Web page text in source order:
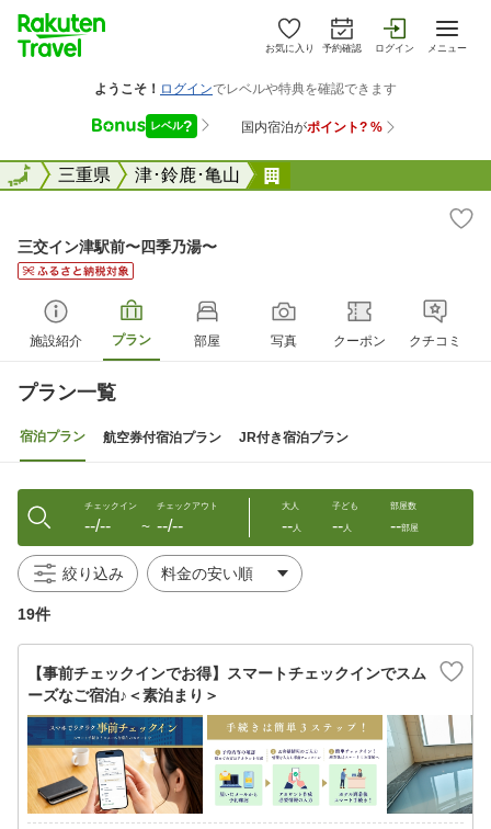
お気に入り 予約確認 ログイン メニュー
全国三重県 津･鈴鹿･亀山
全国
三交イン津駅前〜四季乃湯〜
施設紹介 プラン 部屋 写真 クーポン クチコミ
プラン一覧
宿泊プラン 航空券付宿泊プラン JR付き宿泊プラン
チェックイン
--/-- 〜
チェックアウト
--/--
大人
--人
子ども
--人
部屋数
--部屋
絞り込み
19件
【事前チェックインでお得】スマートチェックインでスム
ーズなご宿泊♪＜素泊まり＞